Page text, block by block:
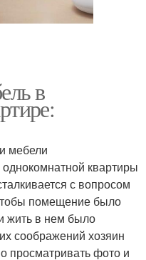
в
мебели
квартиры
с вопросом
помещение было
жить в нем было
соображений хозяин
просматривать фото и